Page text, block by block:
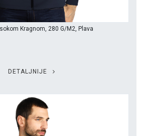
Kragnom, 280 G/m2, Plava
DETALJNIJE